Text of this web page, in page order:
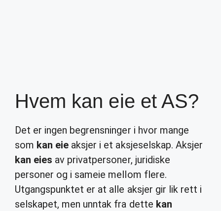
Hvem kan eie et AS?
Det er ingen begrensninger i hvor mange
som kan eie aksjer i et aksjeselskap. Aksjer
kan eies av privatpersoner, juridiske
personer og i sameie mellom flere.
Utgangspunktet er at alle aksjer gir lik rett i
selskapet, men unntak fra dette kan